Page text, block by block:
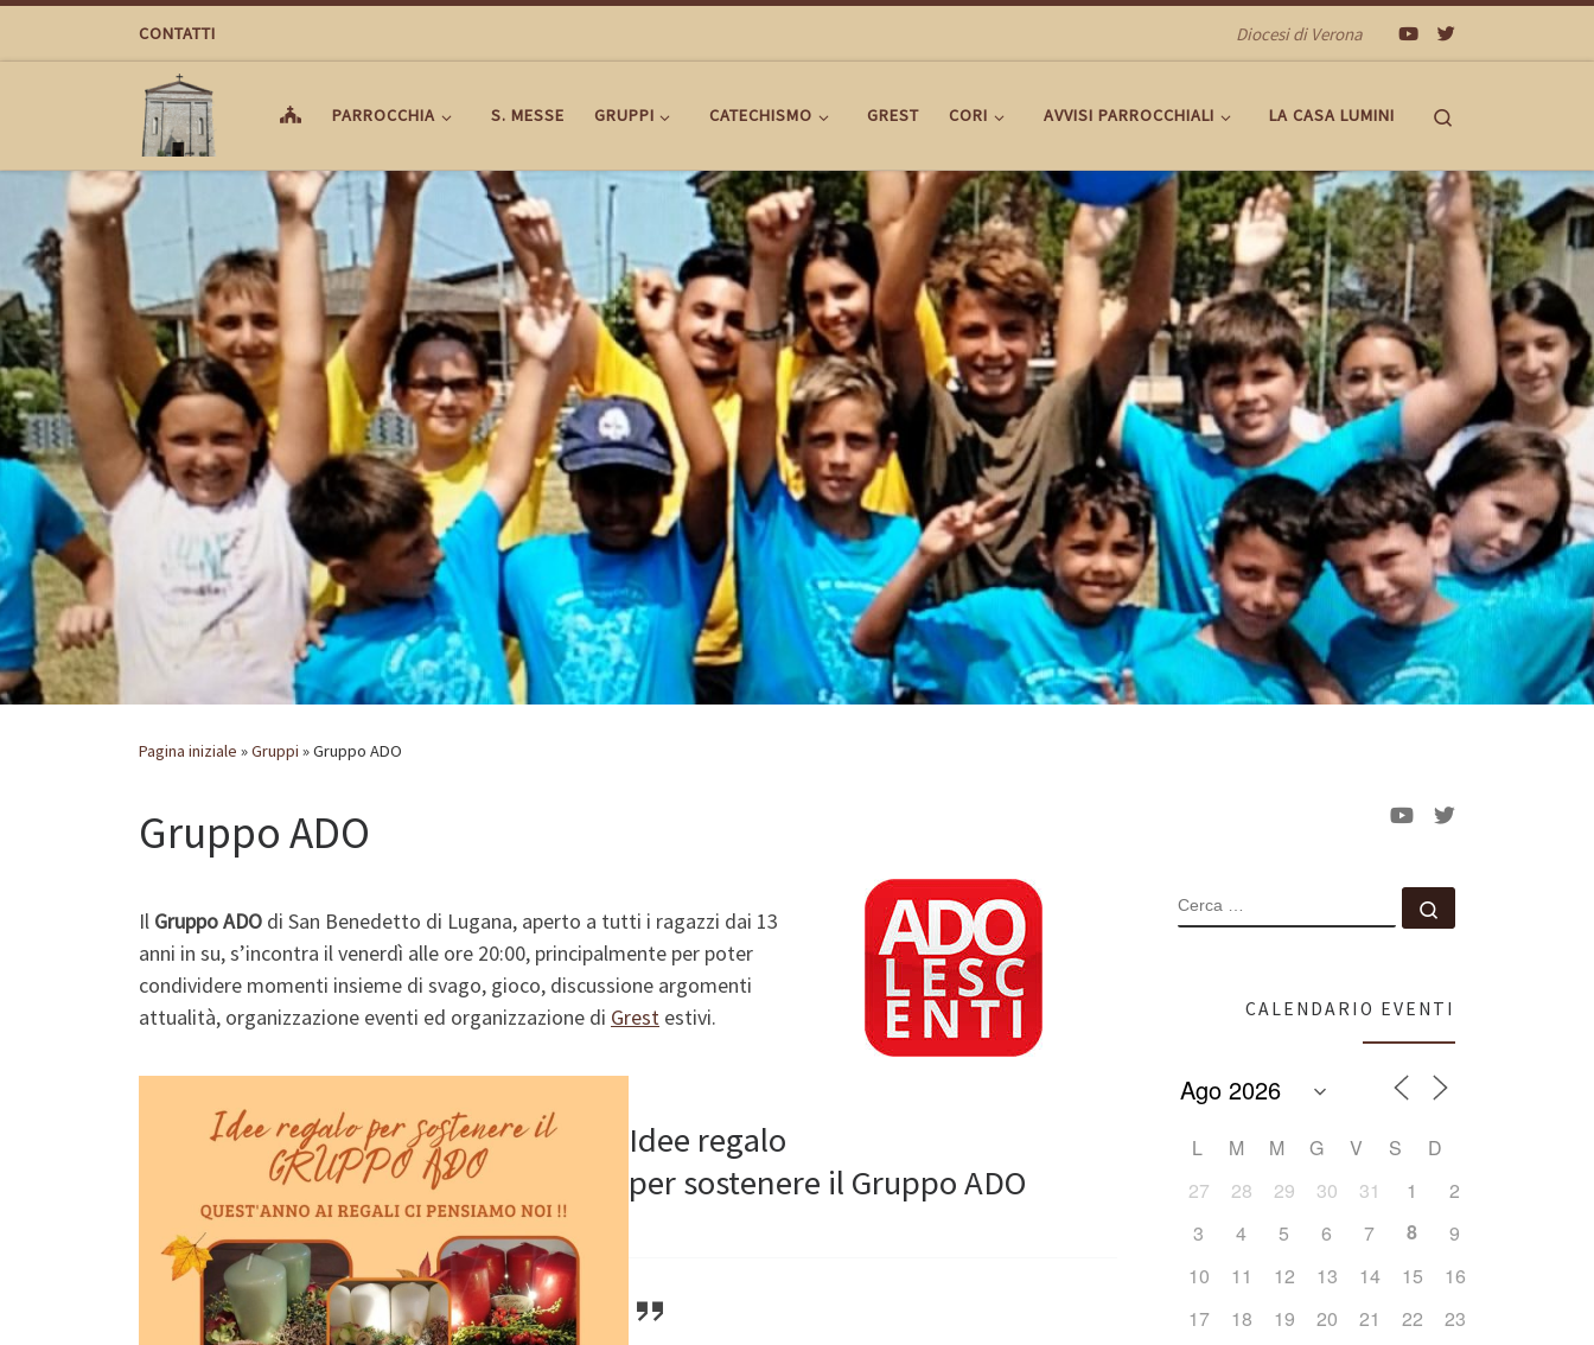
Passa al contenutoCONTATTI Diocesi di Verona
PARROCCHIA S. MESSE GRUPPI CATECHISMO GREST CORI AVVISI PARROCCHIALI LA CASA LUMINI
Pagina iniziale »Gruppi »Gruppo ADO
Gruppo ADO
Il Gruppo ADO di San Benedetto di Lugana, aperto a tutti i ragazzi dai 13
anni in su, s’incontra il venerdì alle ore 20:00, principalmente per poter
condividere momenti insieme di svago, gioco, discussione argomenti
attualità, organizzazione eventi ed organizzazione di Grest estivi.
Idee regalo
per sostenere il Gruppo ADO
CERCA
CALENDARIO EVENTI
L M M G V S
D
27
28 29 30 31 1
2
3
4 5 6 7 8
9
10
11 12 13 14 15
16
17
18 19 20 21 22
23